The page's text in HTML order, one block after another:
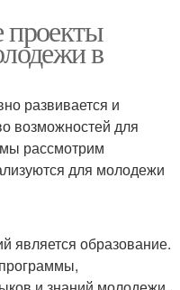
проекты
в
развивается и
возможностей для
рассмотрим
для молодежи
является образование.